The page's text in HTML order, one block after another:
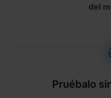
del
Pruébalo